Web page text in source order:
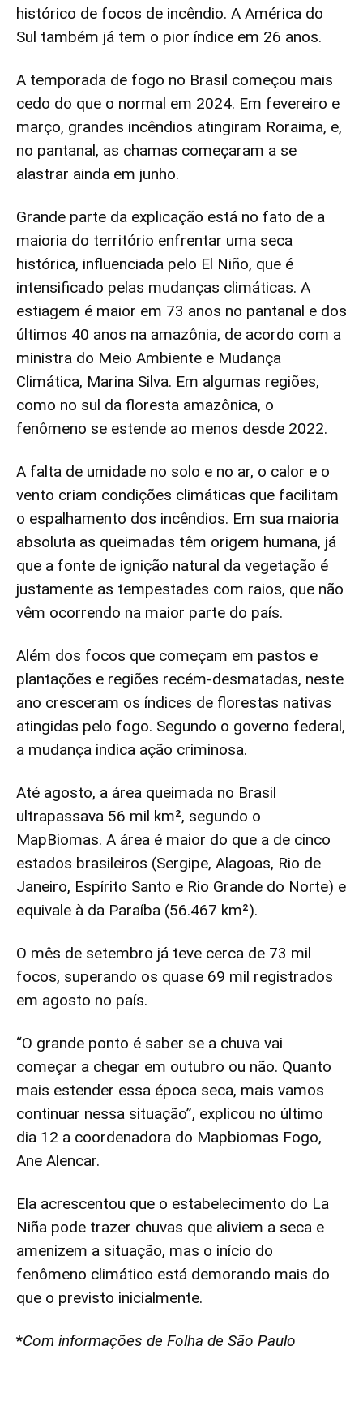
histórico de focos de incêndio. A América do
Sul também já tem o pior índice em 26 anos.
A temporada de fogo no Brasil começou mais
cedo do que o normal em 2024. Em fevereiro e
março, grandes incêndios atingiram Roraima, e,
no pantanal, as chamas começaram a se
alastrar ainda em junho.
Grande parte da explicação está no fato de a
maioria do território enfrentar uma seca
histórica, influenciada pelo El Niño, que é
intensificado pelas mudanças climáticas. A
estiagem é maior em 73 anos no pantanal e dos
últimos 40 anos na amazônia, de acordo com a
ministra do Meio Ambiente e Mudança
Climática, Marina Silva. Em algumas regiões,
como no sul da floresta amazônica, o
fenômeno se estende ao menos desde 2022.
A falta de umidade no solo e no ar, o calor e o
vento criam condições climáticas que facilitam
o espalhamento dos incêndios. Em sua maioria
absoluta as queimadas têm origem humana, já
que a fonte de ignição natural da vegetação é
justamente as tempestades com raios, que não
vêm ocorrendo na maior parte do país.
Além dos focos que começam em pastos e
plantações e regiões recém-desmatadas, neste
ano cresceram os índices de florestas nativas
atingidas pelo fogo. Segundo o governo federal,
a mudança indica ação criminosa.
Até agosto, a área queimada no Brasil
ultrapassava 56 mil km², segundo o
MapBiomas. A área é maior do que a de cinco
estados brasileiros (Sergipe, Alagoas, Rio de
Janeiro, Espírito Santo e Rio Grande do Norte) e
equivale à da Paraíba (56.467 km²).
O mês de setembro já teve cerca de 73 mil
focos, superando os quase 69 mil registrados
em agosto no país.
“O grande ponto é saber se a chuva vai
começar a chegar em outubro ou não. Quanto
mais estender essa época seca, mais vamos
continuar nessa situação”, explicou no último
dia 12 a coordenadora do Mapbiomas Fogo,
Ane Alencar.
Ela acrescentou que o estabelecimento do La
Niña pode trazer chuvas que aliviem a seca e
amenizem a situação, mas o início do
fenômeno climático está demorando mais do
que o previsto inicialmente.
*Com informações de Folha de São Paulo